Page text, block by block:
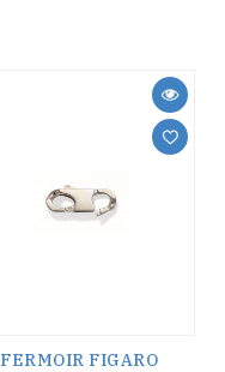
FERMOIR FIGARO